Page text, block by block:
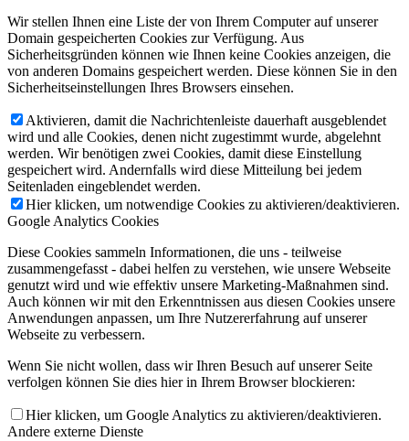
Wir stellen Ihnen eine Liste der von Ihrem Computer auf unserer
Domain gespeicherten Cookies zur Verfügung. Aus
Sicherheitsgründen können wie Ihnen keine Cookies anzeigen, die
von anderen Domains gespeichert werden. Diese können Sie in den
Sicherheitseinstellungen Ihres Browsers einsehen.
Aktivieren, damit die Nachrichtenleiste dauerhaft ausgeblendet
wird und alle Cookies, denen nicht zugestimmt wurde, abgelehnt
werden. Wir benötigen zwei Cookies, damit diese Einstellung
gespeichert wird. Andernfalls wird diese Mitteilung bei jedem
Seitenladen eingeblendet werden.
Hier klicken, um notwendige Cookies zu aktivieren/deaktivieren.
Google Analytics Cookies
Diese Cookies sammeln Informationen, die uns - teilweise
zusammengefasst - dabei helfen zu verstehen, wie unsere Webseite
genutzt wird und wie effektiv unsere Marketing-Maßnahmen sind.
Auch können wir mit den Erkenntnissen aus diesen Cookies unsere
Anwendungen anpassen, um Ihre Nutzererfahrung auf unserer
Webseite zu verbessern.
Wenn Sie nicht wollen, dass wir Ihren Besuch auf unserer Seite
verfolgen können Sie dies hier in Ihrem Browser blockieren:
Hier klicken, um Google Analytics zu aktivieren/deaktivieren.
Andere externe Dienste